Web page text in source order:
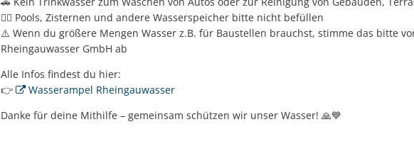
🏊‍♂️ Pools, Zisternen und andere Wasserspeicher bitte nicht befüllen
⚠️ Wenn du größere Mengen Wasser z.B. für Baustellen brauchst, stimme das bitte
Rheingauwasser GmbH ab
Alle Infos findest du hier:
👉
Wasserampel Rheingauwasser
Danke für deine Mithilfe – gemeinsam schützen wir unser Wasser! 🙏💙